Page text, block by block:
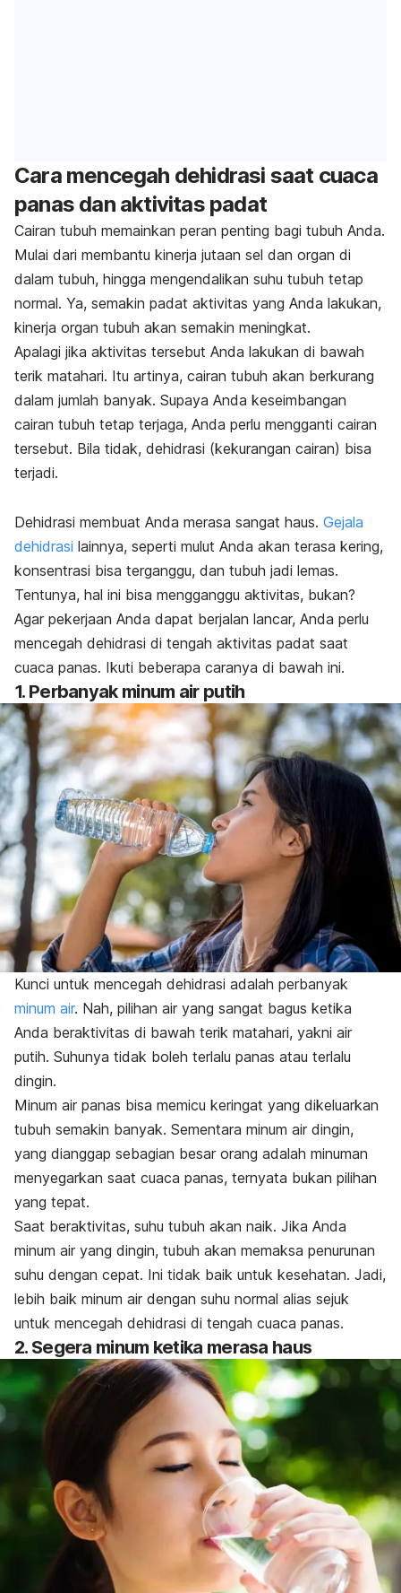
Cara mencegah dehidrasi saat cuaca
panas dan aktivitas padat
Cairan tubuh memainkan peran penting bagi tubuh Anda.
Mulai dari membantu kinerja jutaan sel dan organ di
dalam tubuh, hingga mengendalikan suhu tubuh tetap
normal. Ya, semakin padat aktivitas yang Anda lakukan,
kinerja organ tubuh akan semakin meningkat.
Apalagi jika aktivitas tersebut Anda lakukan di bawah
terik matahari. Itu artinya, cairan tubuh akan berkurang
dalam jumlah banyak. Supaya Anda keseimbangan
cairan tubuh tetap terjaga, Anda perlu mengganti cairan
tersebut. Bila tidak, dehidrasi (kekurangan cairan) bisa
terjadi.
Dehidrasi membuat Anda merasa sangat haus. Gejala
dehidrasi lainnya, seperti mulut Anda akan terasa kering,
konsentrasi bisa terganggu, dan tubuh jadi lemas.
Tentunya, hal ini bisa mengganggu aktivitas, bukan?
Agar pekerjaan Anda dapat berjalan lancar, Anda perlu
mencegah dehidrasi di tengah aktivitas padat saat
cuaca panas. Ikuti beberapa caranya di bawah ini.
1. Perbanyak minum air putih
Kunci untuk mencegah dehidrasi adalah perbanyak
minum air. Nah, pilihan air yang sangat bagus ketika
Anda beraktivitas di bawah terik matahari, yakni air
putih. Suhunya tidak boleh terlalu panas atau terlalu
dingin.
Minum air panas bisa memicu keringat yang dikeluarkan
tubuh semakin banyak. Sementara minum air dingin,
yang dianggap sebagian besar orang adalah minuman
menyegarkan saat cuaca panas, ternyata bukan pilihan
yang tepat.
Saat beraktivitas, suhu tubuh akan naik. Jika Anda
minum air yang dingin, tubuh akan memaksa penurunan
suhu dengan cepat. Ini tidak baik untuk kesehatan. Jadi,
lebih baik minum air dengan suhu normal alias sejuk
untuk mencegah dehidrasi di tengah cuaca panas.
2. Segera minum ketika merasa haus